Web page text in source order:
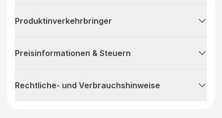
Produktinverkehrbringer
Preisinformationen & Steuern
Rechtliche- und Verbrauchshinweise